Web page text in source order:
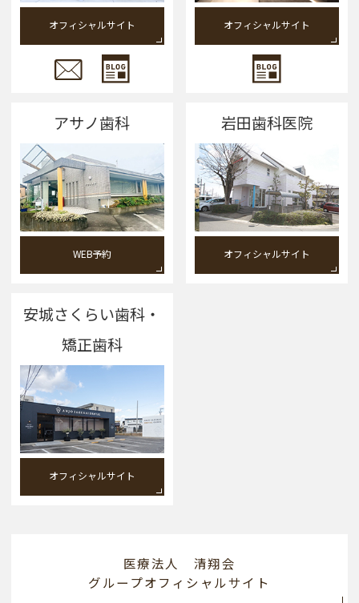
オフィシャルサイト オフィシャルサイト
アサノ歯科
WEB予約
岩田歯科医院
オフィシャルサイト
安城さくらい歯科・
矯正歯科
オフィシャルサイト
医療法人 清翔会
グループオフィシャルサイト